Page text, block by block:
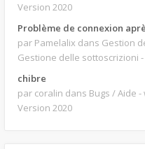
Version 2020
Problème de connexion
par Pamelalix dans Gestion
Gestione delle sottoscrizioni
chibre
par coralin dans Bugs / Aide
Version 2020